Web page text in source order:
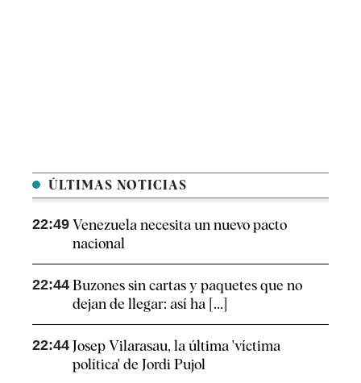
ÚLTIMAS NOTICIAS
22:49 Venezuela necesita un nuevo pacto
nacional
22:44 Buzones sin cartas y paquetes que no
dejan de llegar: así ha [...]
22:44 Josep Vilarasau, la última 'víctima
política' de Jordi Pujol